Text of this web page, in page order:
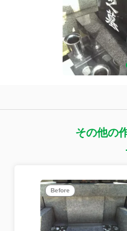
その他の
Before